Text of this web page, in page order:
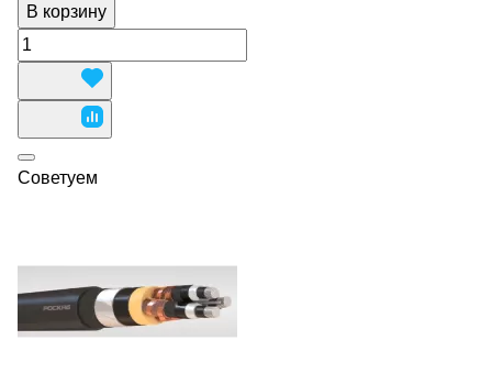
В корзину
Советуем